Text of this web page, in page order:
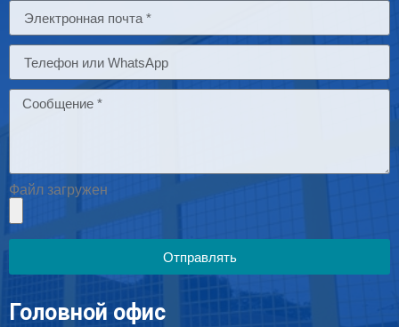
Файл загружен
Отправлять
Головной офис